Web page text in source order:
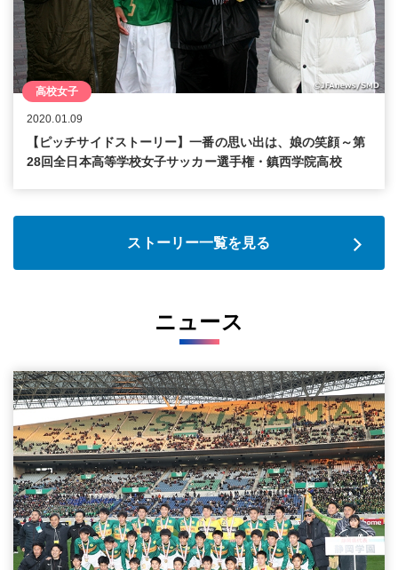
高校女子
2020.01.09
【ピッチサイドストーリー】一番の思い出は、娘の笑顔～第
28回全日本高等学校女子サッカー選手権・鎮西学院高校
ストーリー一覧を見る
ニュース